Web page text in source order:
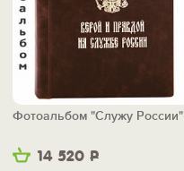
14 520 Р
Фотоальбом "Служу России"